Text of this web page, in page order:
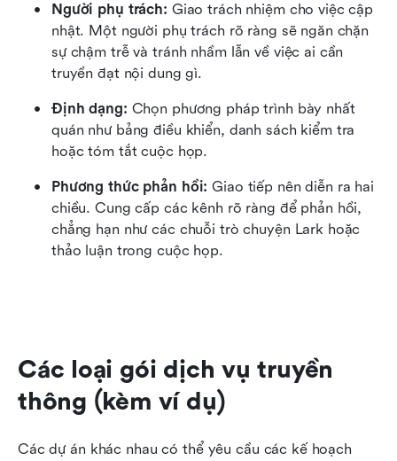
Người phụ trách: Giao trách nhiệm cho việc cập
nhật. Một người phụ trách rõ ràng sẽ ngăn chặn
sự chậm trễ và tránh nhầm lẫn về việc ai cần
truyền đạt nội dung gì.
Định dạng: Chọn phương pháp trình bày nhất
quán như bảng điều khiển, danh sách kiểm tra
hoặc tóm tắt cuộc họp.
Phương thức phản hồi: Giao tiếp nên diễn ra hai
chiều. Cung cấp các kênh rõ ràng để phản hồi,
chẳng hạn như các chuỗi trò chuyện Lark hoặc
thảo luận trong cuộc họp.
Các loại gói dịch vụ truyền
thông (kèm ví dụ)
Các dự án khác nhau có thể yêu cầu các kế hoạch